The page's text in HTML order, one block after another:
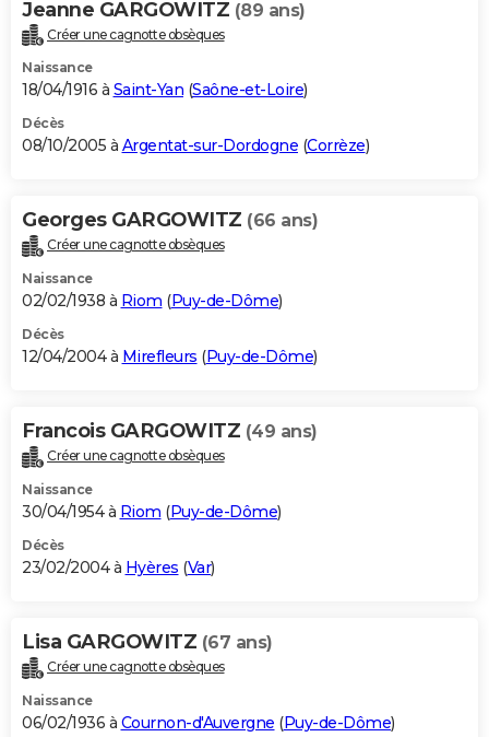
Jeanne GARGOWITZ (89 ans)
Créer une cagnotte obsèques
Naissance
18/04/1916 à Saint-Yan (Saône-et-Loire)
Décès
08/10/2005 à Argentat-sur-Dordogne (Corrèze)
Georges GARGOWITZ (66 ans)
Créer une cagnotte obsèques
Naissance
02/02/1938 à Riom (Puy-de-Dôme)
Décès
12/04/2004 à Mirefleurs (Puy-de-Dôme)
Francois GARGOWITZ (49 ans)
Créer une cagnotte obsèques
Naissance
30/04/1954 à Riom (Puy-de-Dôme)
Décès
23/02/2004 à Hyères (Var)
Lisa GARGOWITZ (67 ans)
Créer une cagnotte obsèques
Naissance
06/02/1936 à Cournon-d'Auvergne (Puy-de-Dôme)